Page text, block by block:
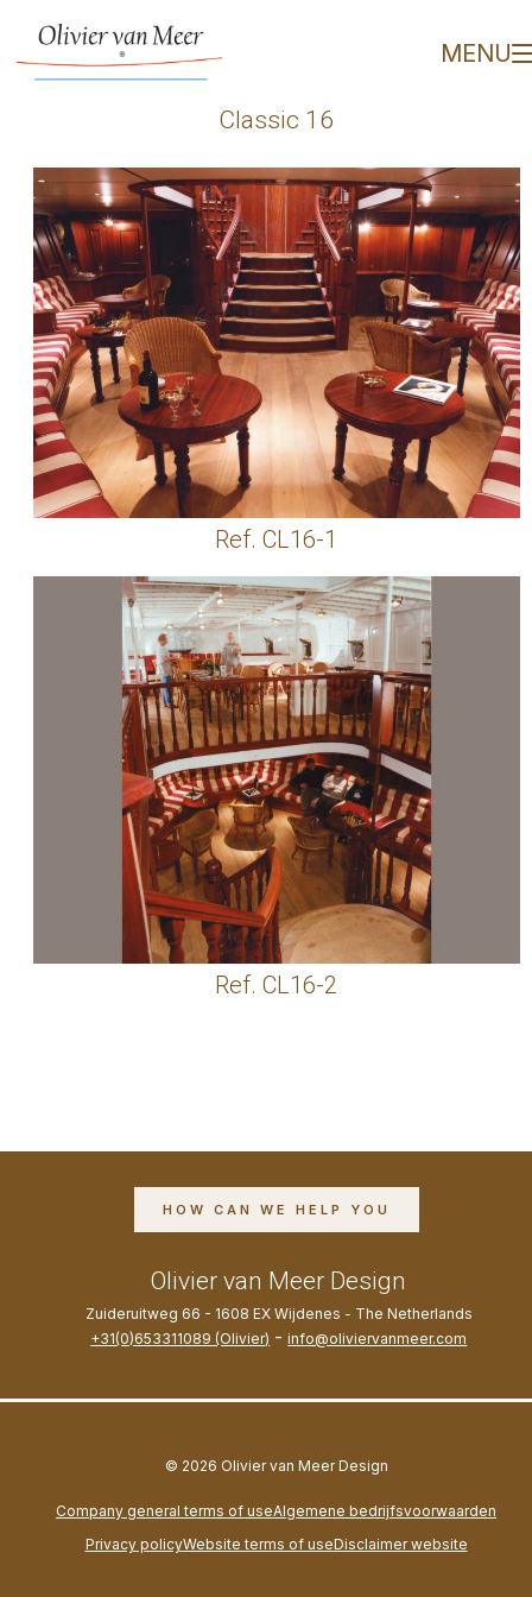
Classic 16 - Olivier van
MENU
Classic 16
Ref. CL16-1
Ref. CL16-2
HOW CAN WE HELP YOU
Olivier van Meer Design
Zuideruitweg 66 - 1608 EX Wijdenes - The Netherlands
+31(0)653311089 (Olivier) - info@oliviervanmeer.com
© 2026 Olivier van Meer Design
Company general terms of useAlgemene bedrijfsvoorwaarden
Privacy policyWebsite terms of useDisclaimer website